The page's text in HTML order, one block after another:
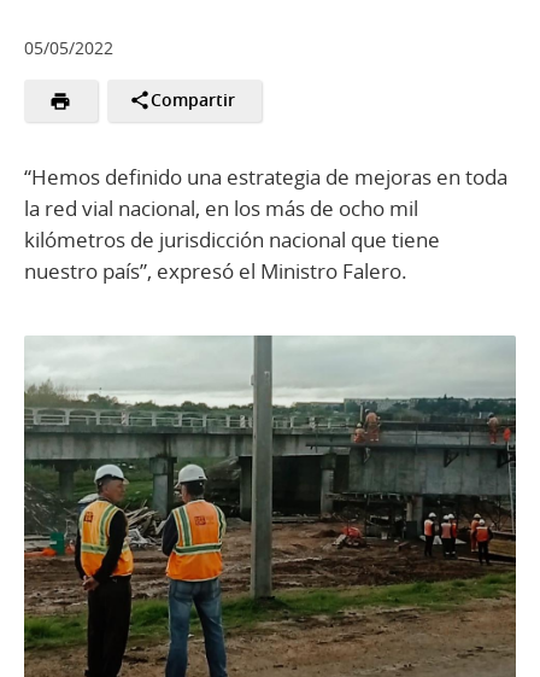
05/05/2022
Compartir
“Hemos definido una estrategia de mejoras en toda
la red vial nacional, en los más de ocho mil
kilómetros de jurisdicción nacional que tiene
nuestro país”, expresó el Ministro Falero.